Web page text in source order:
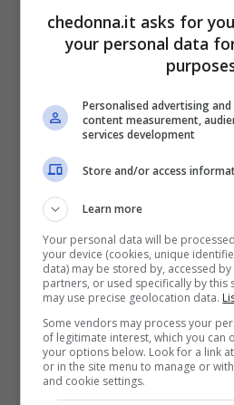
Uno dei sogni che tutti
bambini è quello di poter
cielo. A quel sogno, che
una fantasia a occhi
solitamente un
benessere e di fiducia in
Capita a volte di
sogno preferito di
in quel caso si tratta di
completamente positivo.
se alla sensazione di
chedonna.it asks for
your personal data
Personalised advertising
content measurement,
services development
Store and/or access
Learn more
Your personal data will be
your device (cookies, unique
data) may be stored by, accessed
partners, or used specifically by this
may use precise geolocation data.
Some vendors may process your
of legitimate interest, which you can
your options below. Look for a link
or in the site menu to manage or
and cookie settings.